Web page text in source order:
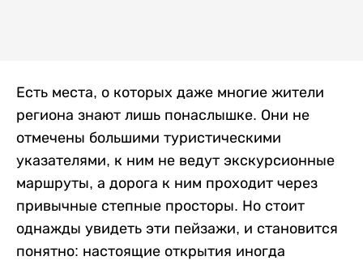
Есть места, о которых даже многие жители
региона знают лишь понаслышке. Они не
отмечены большими туристическими
указателями, к ним не ведут экскурсионные
маршруты, а дорога к ним проходит через
привычные степные просторы. Но стоит
однажды увидеть эти пейзажи, и становится
понятно: настоящие открытия иногда